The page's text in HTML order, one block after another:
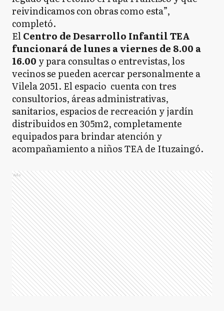
reivindicamos con obras como esta”,
completó.
ElCentro de Desarrollo Infantil TEA
funcionará de lunes a viernes de 8.00 a
16.00 y para consultas o entrevistas, los
vecinos se pueden acercar personalmente a
Vilela 2051. El espacio cuenta con tres
consultorios, áreas administrativas,
sanitarios, espacios de recreación y jardín
distribuidos en 305m2, completamente
equipados para brindar atención y
acompañamiento a niños TEA de Ituzaingó.
Ads